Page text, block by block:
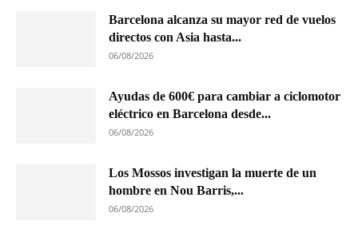
Barcelona alcanza su mayor red de vuelos
directos con Asia hasta...
06/08/2026
Ayudas de 600€ para cambiar a ciclomotor
eléctrico en Barcelona desde...
06/08/2026
Los Mossos investigan la muerte de un
hombre en Nou Barris,...
06/08/2026